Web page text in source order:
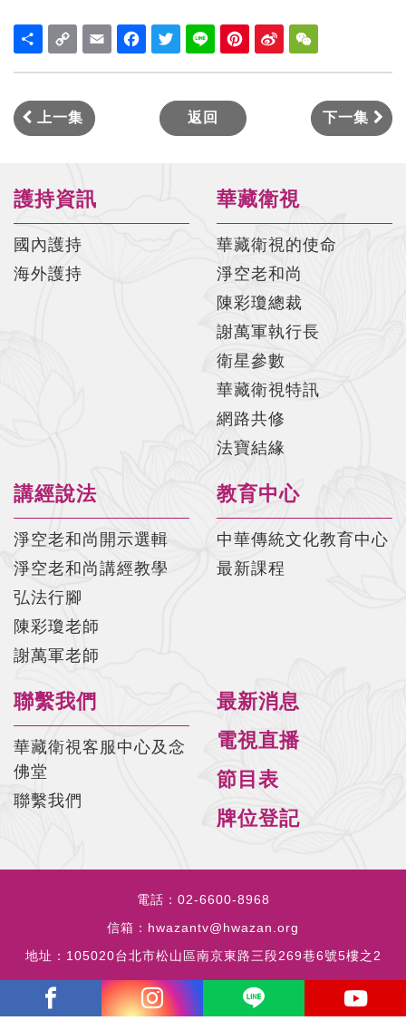
Share
Link
Email FacebookTwitter Line Pinterest Sina
Weibo
上一集 返回 下一集
護持資訊
國內護持
海外護持
華藏衛視
華藏衛視的使命
淨空老和尚
陳彩瓊總裁
謝萬軍執行長
衛星參數
華藏衛視特訊
網路共修
法寶結緣
講經說法
淨空老和尚開示選輯
淨空老和尚講經教學
弘法行腳
陳彩瓊老師
謝萬軍老師
教育中心
中華傳統文化教育中心
最新課程
聯繫我們
華藏衛視客服中心及念
佛堂
聯繫我們
最新消息
電視直播
節目表
牌位登記
電話： 02-6600-8968
信箱： hwazantv@hwazan.org
地址： 105020台北市松山區南京東路三段269巷6號5樓之2
copyrights © 2023 all rights reserved by HWAZANTV.